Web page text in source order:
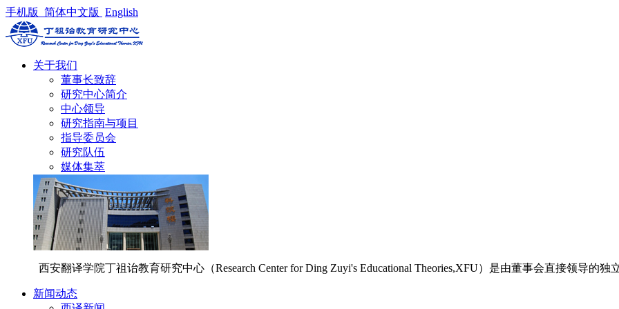
手机版 简体中文版 English
关于我们
董事长致辞
研究中心简介
中心领导
研究指南与项目
指导委员会
研究队伍
媒体集萃
西安翻译学院丁祖诒教育研究中心（Research Center for Ding Zuyi's Educational Theories,XFU）是由董事会直接领导的独
新闻动态